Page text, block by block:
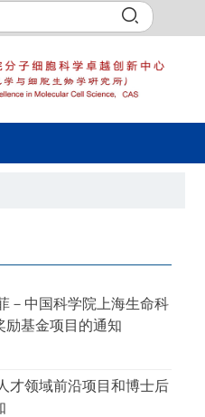
－中国科学院上海生命科
励基金项目的通知
才领域前沿项目和博士后